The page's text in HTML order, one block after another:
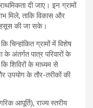
दी जाए। इन ग्रामों
मिले, ताकि विकास और
की जा सके।
चिन्हांकित ग्रामों में विशेष
अंतर्गत पात्र परिवारों के
शिविरों के माध्यम से
उपयोग के तौर-तरीकों की
आपूर्ति), राज्य स्तरीय